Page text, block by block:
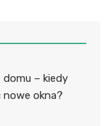
– kiedy
nowe okna?